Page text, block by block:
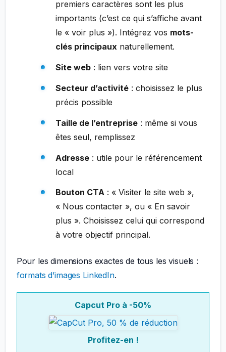
premiers caractères sont les plus
importants (c’est ce qui s’affiche avant
le « voir plus »). Intégrez vos mots-
clés principauxnaturellement.
Site web: lien vers votre site
Secteur d’activité: choisissez le plus
précis possible
Taille de l’entreprise: même si vous
êtes seul, remplissez
Adresse: utile pour le référencement
local
Bouton CTA: « Visiter le site web »,
« Nous contacter », ou « En savoir
plus ». Choisissez celui qui correspond
à votre objectif principal.
Pour les dimensions exactes de tous les visuels :
formats d’images LinkedIn.
Capcut Pro à -50%
Profitez-en !